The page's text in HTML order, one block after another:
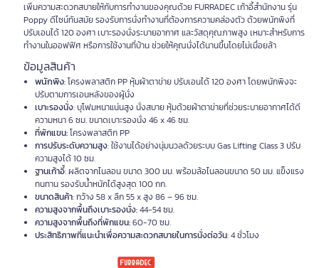
เพิ่มความสะดวกสบายให้กับการทำงานของคุณด้วย FURRADEC เก้าอี้สำนักงาน รุ่น
Poppy ดีไซน์ทันสมัย รองรับการนั่งทำงานที่ต้องการความคล่องตัว ด้วยพนักพิงที่
ปรับเอนได้ 120 องศา เบาะรองนั่งระบายอากาศ และวัสดุคุณภาพสูง เหมาะสำหรับการ
ทำงานในออฟฟิศ หรือการใช้งานที่บ้าน ช่วยให้คุณนั่งได้นานขึ้นโดยไม่เมื่อยล้า
ข้อมูลสินค้า
พนักพิง:โครงพลาสติก PP หุ้มผ้าตาข่าย ปรับเอนได้ 120 องศา โดยพนักพิงจะ
ปรับตามการเอนหลังของผู้นั่ง
เบาะรองนั่ง: บุโฟมหนาแน่นสูง นั่งสบาย หุ้มด้วยผ้าตาข่ายที่ช่วยระบายอากาศได้ดี
ความหนา 6 ซม. ขนาดเบาะรองนั่ง 46 x 46 ซม.
ที่พักแขน:โครงพลาสติก PP
การปรับระดับความสูง: ใช้งานได้อย่างนุ่มนวลด้วยระบบ Gas Lifting Class 3 ปรับ
ความสูงได้ 10 ซม.
ฐานเก้าอี้: ผลิตจากไนลอน ขนาด 300 มม. พร้อมล้อไนลอนขนาด 50 มม. แข็งแรง
ทนทาน รองรับน้ำหนักได้สูงสุด 100 กก.
ขนาดสินค้า: กว้าง 58 x ลึก 55 x สูง 86 – 96 ซม.
ความสูงจากพื้นถึงเบาะรองนั่ง:44-54 ซม.
ความสูงจากพื้นถึงที่พักแขน:60-70 ซม.
ประสิทธิภาพที่แนะนำเพื่อความสะดวกสบายในการนั่งต่อวัน: 4 ชั่วโมง